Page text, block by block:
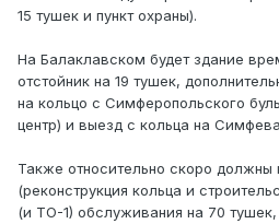
15 тушек и пункт охраны).
На Балаклавском будет здание
отстойник на 19 тушек,
на кольцо с Симферопольского
центр) и выезд с кольца на
Также относительно скоро должны
(реконструкция кольца и
(и ТО-1) обслуживания на 70 тушек,